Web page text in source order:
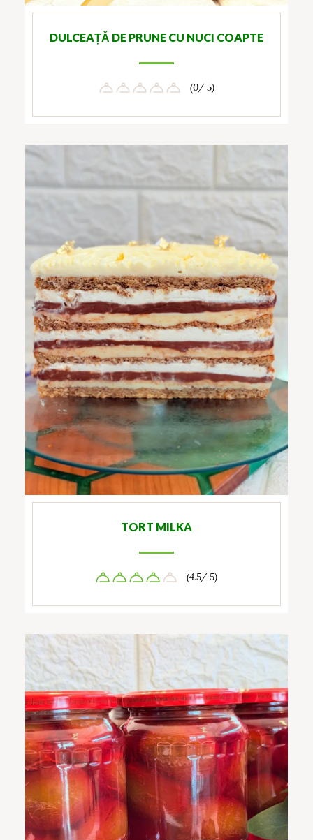
DULCEAȚĂ DE PRUNE CU NUCI COAPTE
(0/ 5)
TORT MILKA
(4.5/ 5)